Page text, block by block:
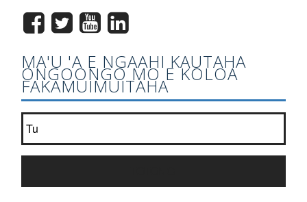
MA'U 'A E NGAAHI KAUTAHA
ONGOONGO MO E KOLOA
FAKAMUIMUITAHA
Kau ki he'etau lisi ongoongo? *